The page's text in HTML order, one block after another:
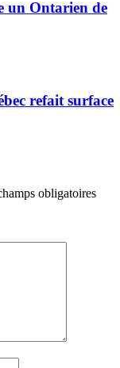
un Ontarien de
refait surface
obligatoires